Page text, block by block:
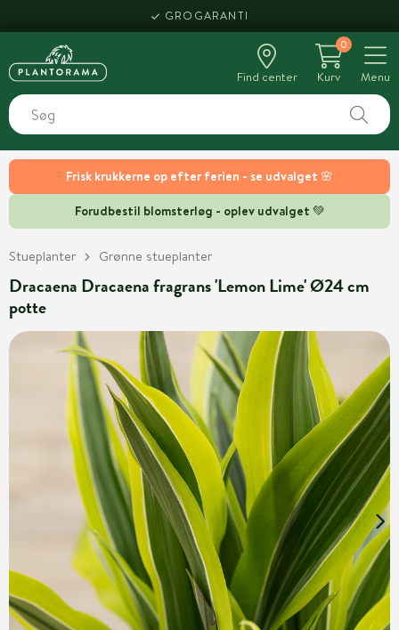
Frisk krukkerne op efter ferien - se udvalget 🌸
Forudbestil blomsterløg - oplev udvalget 💚
GROGARANTI
Find center
0
Kurv
Menu
Stueplanter Grønne stueplanter
Dracaena Dracaena fragrans 'Lemon Lime' Ø24 cm
potte